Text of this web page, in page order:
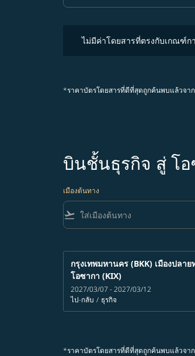
ไม่มีค่าโดยสารที่ตรงกับเกณฑ์
*ราคาบัตรโดยสารที่ดีที่สุดถูกค้นพบแล้วจา
บินชั้นธุรกิจ สู่ โอ
เมืองต้นทาง
flight_takeoff
กรุงเทพมหานคร (BKK) เมืองปลาย
โอซากา (KIX)
2027/03/07 - 2027/03/12
ไป-กลับ / ธุรกิจ
*ราคาบัตรโดยสารที่ดีที่สุดถูกค้นพบแล้วจา